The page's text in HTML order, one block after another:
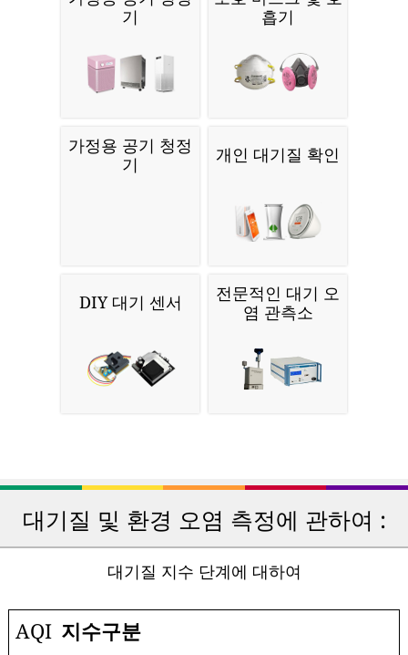
기
흡기
가정용 공기 청정
기
개인 대기질 확인
DIY 대기 센서
전문적인 대기 오
염 관측소
대기질 및 환경 오염 측정에 관하여 :
대기질 지수 단계에 대하여
AQI 지수구분